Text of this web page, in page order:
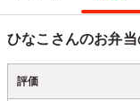
ひなこさんのお弁
評価